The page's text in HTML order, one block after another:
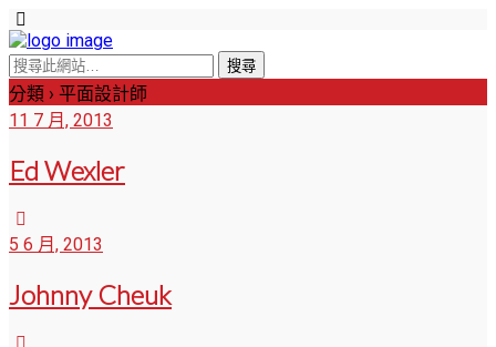
分類 › 平面設計師
11 7 月, 2013
Ed Wexler
5 6 月, 2013
Johnny Cheuk